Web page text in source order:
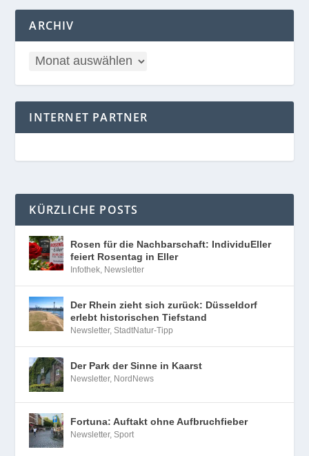
ARCHIV
INTERNET PARTNER
KÜRZLICHE POSTS
Rosen für die Nachbarschaft: IndividuEller
feiert Rosentag in Eller
Infothek, Newsletter
Der Rhein zieht sich zurück: Düsseldorf
erlebt historischen Tiefstand
Newsletter,StadtNatur-Tipp
Der Park der Sinne in Kaarst
Newsletter, NordNews
Fortuna: Auftakt ohne Aufbruchfieber
Newsletter,Sport